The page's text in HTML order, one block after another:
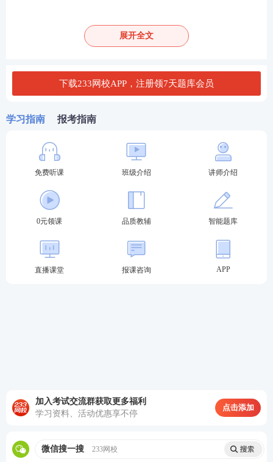
查看答案
87、关于甲、戊、己关系的表述错误的是?
C、如戊承担担保责任后，应当先向甲追偿，不足部
分要求己分担责任
D、如甲将全部债务转让给好友辛，未经戊和己的书
面同意，戊和己不再承担担保责任
查看答案
丁可以行使诉讼时效抗辩权
拒绝
展开全文
下载233网校APP，注册领7天题库会员
学习指南 报考指南
免费听课 班级介绍 讲师介绍
0元领课 品质教辅 智能题库
直播课堂 报课咨询 APP
加入考试交流群获取更多福利
学习资料、活动优惠享不停
点击添加
微信搜一搜 233网校